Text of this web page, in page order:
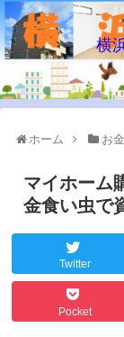
横
ホーム お
マイホーム
金食い虫で
Twitter
Pocket